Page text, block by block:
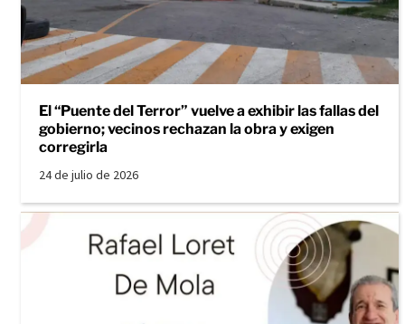
El “Puente del Terror” vuelve a exhibir las fallas del
gobierno; vecinos rechazan la obra y exigen
corregirla
24 de julio de 2026